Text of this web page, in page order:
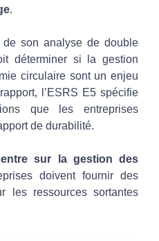
.
son analyse de double
déterminer si la gestion
circulaire sont un enjeu
l’ESRS E5 spécifie
que les entreprises
de durabilité.
sur
la gestion des
doivent fournir des
les ressources sortantes